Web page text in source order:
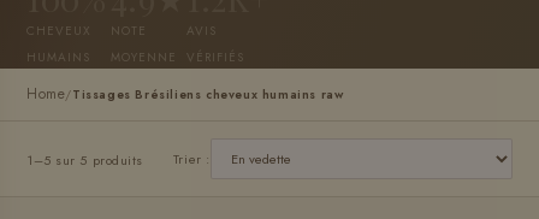
CHEVEUX
HUMAINS
NOTE
MOYENNE
AVIS
VÉRIFIÉS
Home/Tissages Brésiliens cheveux humains raw
1–5 sur 5 produits Trier :